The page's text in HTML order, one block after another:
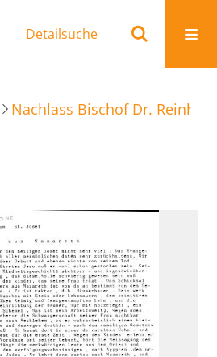
Detailsuche
Nachlass Bischof Dr.